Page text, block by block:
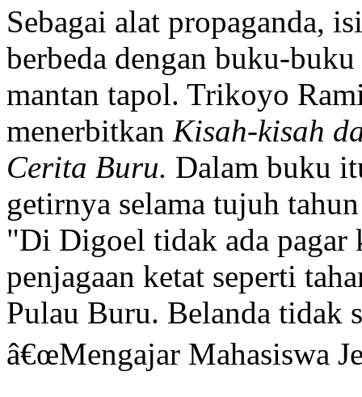
Sebagai alat propaganda,
berbeda dengan buku-
mantan tapol. Trikoyo
menerbitkan Kisah-kisah
Cerita Buru. Dalam buku
getirnya selama tujuh
"Di Digoel tidak ada pagar
penjagaan ketat seperti
Pulau Buru. Belanda tidak
â€œMengajar Mahasiswa